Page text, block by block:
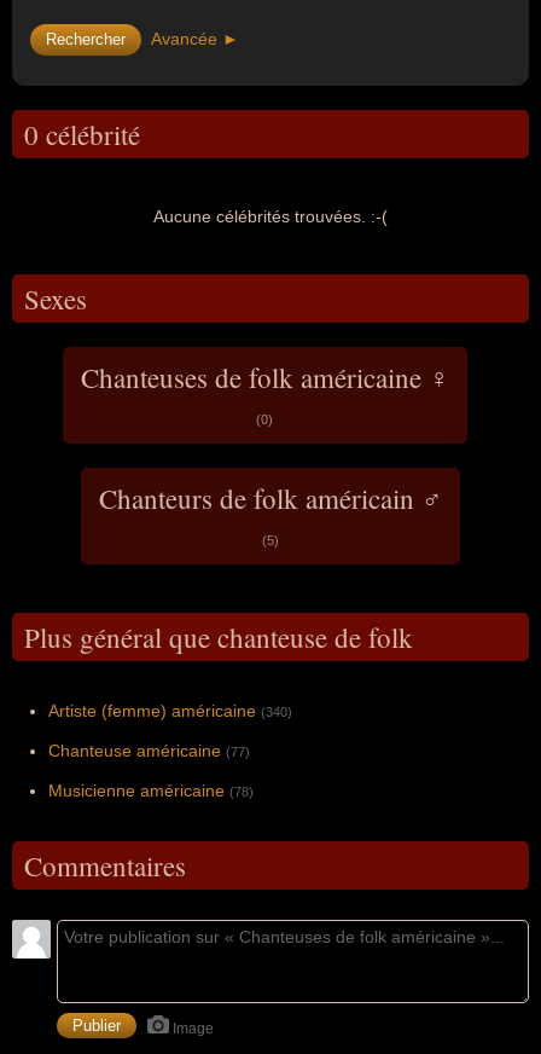
Avancée ►
0 célébrité
Aucune célébrités trouvées. :-(
Sexes
Chanteuses de folk américaine ♀
(0)
Chanteurs de folk américain ♂
(5)
Plus général que chanteuse de folk
Artiste (femme) américaine (340)
Chanteuse américaine (77)
Musicienne américaine (78)
Commentaires
Image